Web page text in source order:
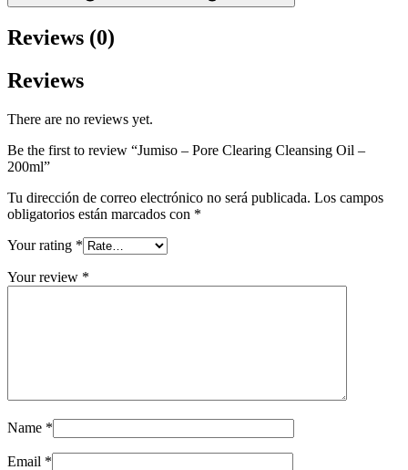
Reviews (0)
Reviews
There are no reviews yet.
Be the first to review “Jumiso – Pore Clearing Cleansing Oil –
200ml”
Tu dirección de correo electrónico no será publicada. Los campos
obligatorios están marcados con *
Your rating *
Your review *
Name *
Email *